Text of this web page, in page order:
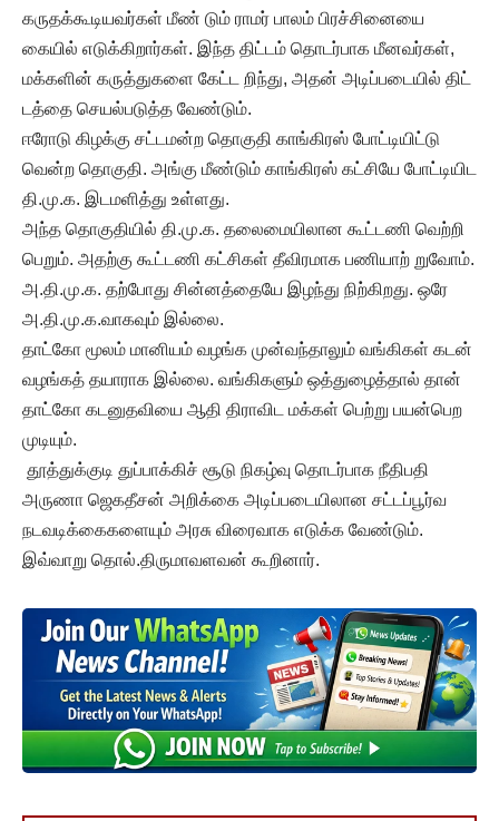
கருதக்கூடியவர்கள் மீண் டும் ராமர் பாலம் பிரச்சினையை
கையில் எடுக்கிறார்கள். இந்த திட்டம் தொடர்பாக மீனவர்கள்,
மக்களின் கருத்துகளை கேட்ட றிந்து, அதன் அடிப்படையில் திட்
டத்தை செயல்படுத்த வேண்டும்.
ஈரோடு கிழக்கு சட்டமன்ற தொகுதி காங்கிரஸ் போட்டியிட்டு
வென்ற தொகுதி. அங்கு மீண்டும் காங்கிரஸ் கட்சியே போட்டியிட
தி.மு.க. இடமளித்து உள்ளது.
அந்த தொகுதியில் தி.மு.க. தலைமையிலான கூட்டணி வெற்றி
பெறும். அதற்கு கூட்டணி கட்சிகள் தீவிரமாக பணியாற் றுவோம்.
அ.தி.மு.க. தற்போது சின்னத்தையே இழந்து நிற்கிறது. ஒரே
அ.தி.மு.க.வாகவும் இல்லை.
தாட்கோ மூலம் மானியம் வழங்க முன்வந்தாலும் வங்கிகள் கடன்
வழங்கத் தயாராக இல்லை. வங்கிகளும் ஒத்துழைத்தால் தான்
தாட்கோ கடனுதவியை ஆதி திராவிட மக்கள் பெற்று பயன்பெற
முடியும்.
தூத்துக்குடி துப்பாக்கிச் சூடு நிகழ்வு தொடர்பாக நீதிபதி
அருணா ஜெகதீசன் அறிக்கை அடிப்படையிலான சட்டப்பூர்வ
நடவடிக்கைகளையும் அரசு விரைவாக எடுக்க வேண்டும்.
இவ்வாறு தொல்.திருமாவளவன் கூறினார்.